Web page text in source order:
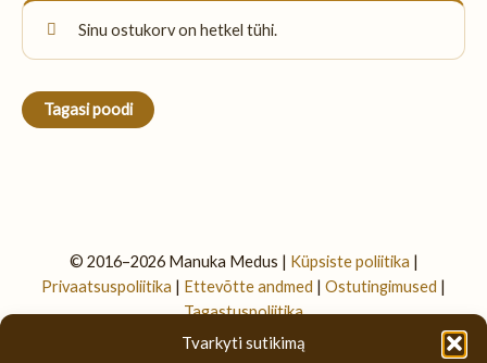
Tvarkyti sutikimą
Sinu ostukorv on hetkel tühi.
Tagasi poodi
© 2016–2026 Manuka Medus | Küpsiste poliitika |
Privaatsuspoliitika | Ettevõtte andmed | Ostutingimused |
Tagastuspoliitika
Facebook| Partneritele